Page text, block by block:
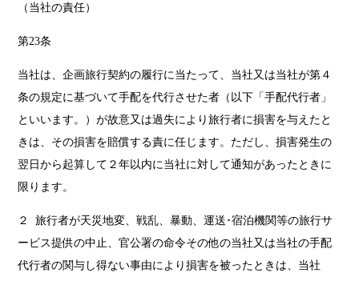
（当社の責任）
第23条
当社は、企画旅行契約の履行に当たって、当社又は当社が第４
条の規定に基づいて手配を代行させた者（以下「手配代行者」
といいます。）が故意又は過失により旅行者に損害を与えたと
きは、その損害を賠償する責に任じます。ただし、損害発生の
翌日から起算して２年以内に当社に対して通知があったときに
限ります。
２ 旅行者が天災地変、戦乱、暴動、運送･宿泊機関等の旅行サ
ービス提供の中止、官公署の命令その他の当社又は当社の手配
代行者の関与し得ない事由により損害を被ったときは、当社